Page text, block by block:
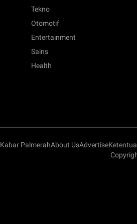
Tekno
Otomotif
Entertainment
Sains
Health
Kabar PalmerahAbout UsAdvertise